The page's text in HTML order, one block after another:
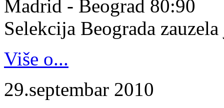
Madrid - Beograd 80:90
Selekcija Beograda
Više o...
29.septembar 2010